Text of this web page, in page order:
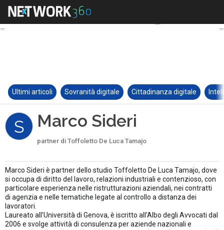
Ultimi articoli Sovranità digitale Cittadinanza digitale
S Marco Sideri
partner di Toffoletto De Luca Tamajo
Marco Sideri è partner dello studio Toffoletto De Luca Tamajo, dove
si occupa di diritto del lavoro, relazioni industriali e contenzioso, con
particolare esperienza nelle ristrutturazioni aziendali, nei contratti
di agenzia e nelle tematiche legate al controllo a distanza dei
lavoratori.
Laureato all’Università di Genova, è iscritto all’Albo degli Avvocati dal
2006 e svolge attività di consulenza per aziende nazionali e